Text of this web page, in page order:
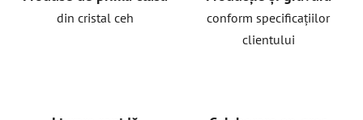
din cristal ceh
conform specificațiilor
clientului